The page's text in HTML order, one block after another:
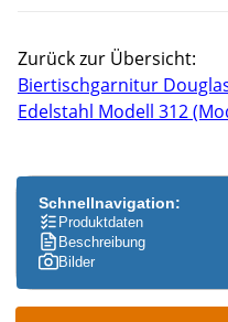
Zurück zur Übersicht:
Biertischgarnitur
Edelstahl Modell 312
Schnellnavigation:
Produktdaten
Beschreibung
Bilder